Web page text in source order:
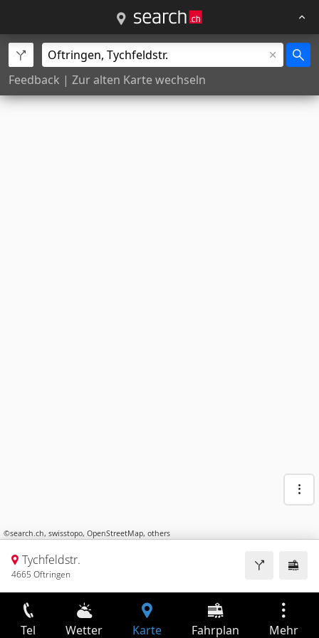
Feedback | Zur alten Karte wechseln
©search.ch, swisstopo, OpenStreetMap, others
Tychfeldstr.
4665 Oftringen
Tel Wetter Karte Fahrplan Mehr